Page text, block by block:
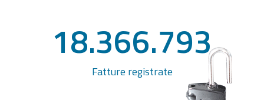
18.366.793
Fatture registrate